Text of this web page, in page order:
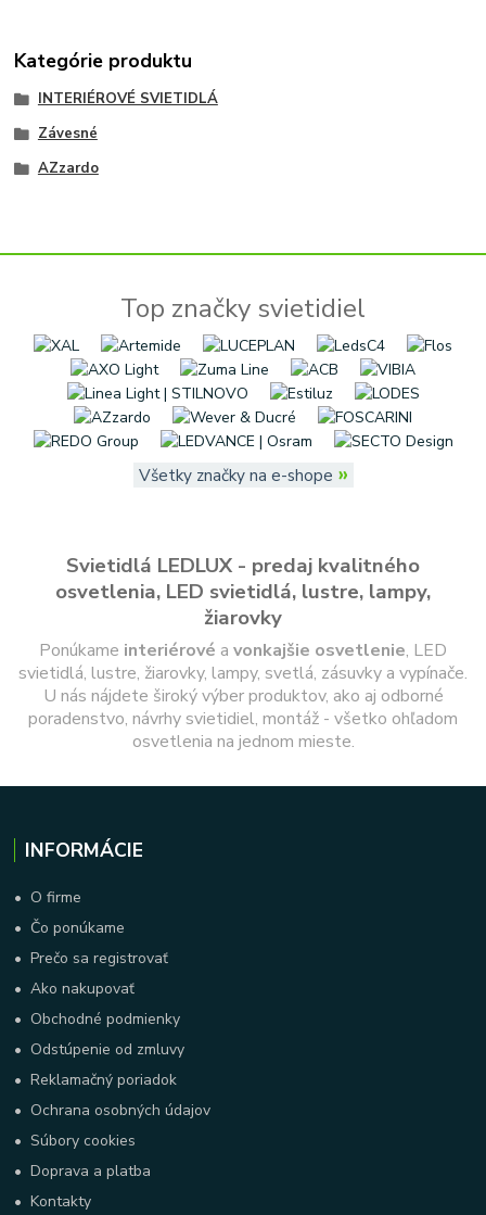
Kategórie produktu
INTERIÉROVÉ SVIETIDLÁ
Závesné
AZzardo
Top značky svietidiel
Všetky značky na e-shope »
Svietidlá LEDLUX - predaj kvalitného
osvetlenia, LED svietidlá, lustre, lampy,
žiarovky
Ponúkame interiérové a vonkajšie osvetlenie, LED
svietidlá, lustre, žiarovky, lampy, svetlá, zásuvky a vypínače.
U nás nájdete široký výber produktov, ako aj odborné
poradenstvo, návrhy svietidiel, montáž - všetko ohľadom
osvetlenia na jednom mieste.
INFORMÁCIE
• O firme
• Čo ponúkame
•Prečo sa registrovať
•Ako nakupovať
• Obchodné podmienky
• Odstúpenie od zmluvy
•Reklamačný poriadok
• Ochrana osobných údajov
•Súbory cookies
•Doprava a platba
•Kontakty